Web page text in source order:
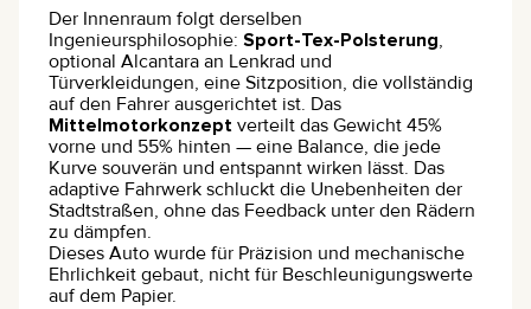
Der Innenraum folgt derselben
Ingenieursphilosophie: Sport-Tex-Polsterung,
optional Alcantara an Lenkrad und
Türverkleidungen, eine Sitzposition, die vollständig
auf den Fahrer ausgerichtet ist. Das
Mittelmotorkonzept verteilt das Gewicht 45%
vorne und 55% hinten — eine Balance, die jede
Kurve souverän und entspannt wirken lässt. Das
adaptive Fahrwerk schluckt die Unebenheiten der
Stadtstraßen, ohne das Feedback unter den Rädern
zu dämpfen.
Dieses Auto wurde für Präzision und mechanische
Ehrlichkeit gebaut, nicht für Beschleunigungswerte
auf dem Papier.